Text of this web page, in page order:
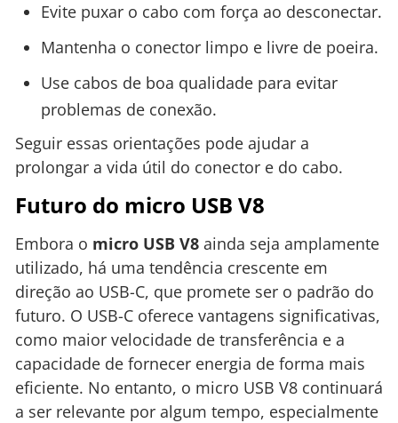
Evite puxar o cabo com força ao desconectar.
Mantenha o conector limpo e livre de poeira.
Use cabos de boa qualidade para evitar
problemas de conexão.
Seguir essas orientações pode ajudar a
prolongar a vida útil do conector e do cabo.
Futuro do micro USB V8
Embora o micro USB V8 ainda seja amplamente
utilizado, há uma tendência crescente em
direção ao USB-C, que promete ser o padrão do
futuro. O USB-C oferece vantagens significativas,
como maior velocidade de transferência e a
capacidade de fornecer energia de forma mais
eficiente. No entanto, o micro USB V8 continuará
a ser relevante por algum tempo, especialmente